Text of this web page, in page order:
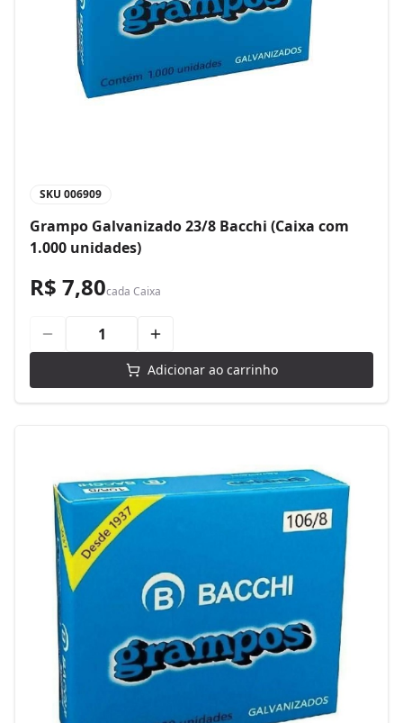
SKU 006909
Grampo Galvanizado 23/8 Bacchi (Caixa com
1.000 unidades)
R$ 7,80cada Caixa
Adicionar ao carrinho